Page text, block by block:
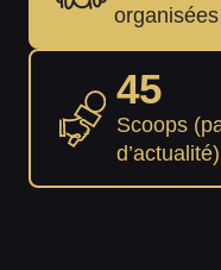
organisées
45
Scoops